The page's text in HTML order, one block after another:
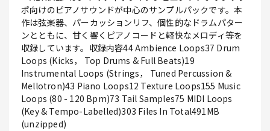
ポ向けのピアノサウンドが中心のサンプルパックです。本
作は弦楽器、パーカッションリフ、個性的なドラムパター
ンとともに、甘く響くピアノコードと軽快なメロディ等を
収録しています。収録内容44 Ambience Loops37 Drum
Loops (Kicks， Top Drums & Full Beats)19
Instrumental Loops (Strings， Tuned Percussion &
Mellotron)43 Piano Loops12 Texture Loops155 Music
Loops (80 - 120 Bpm)73 Tail Samples75 MIDI Loops
(Key & Tempo-Labelled)303 Files In Total491MB
(unzipped)